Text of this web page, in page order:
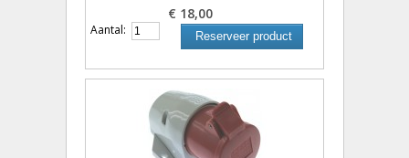
€ 18,00
Aantal: Reserveer product